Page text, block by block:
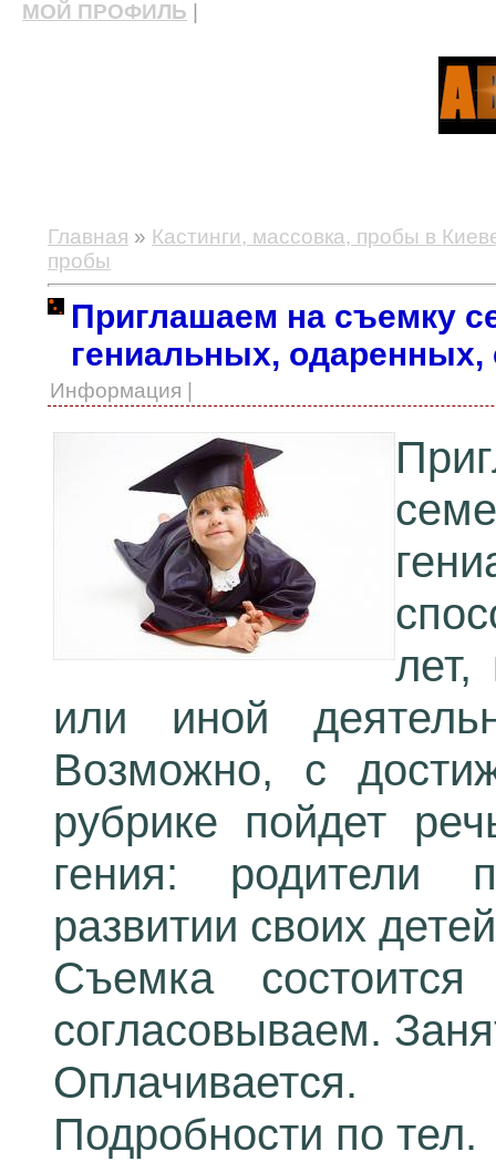
МОЙ ПРОФИЛЬ
Главная » Кастинги, массовка, пробы в
пробы
Приглашаем на съемку
гениальных, одаренных,
Информация |
лет,
или иной
Возможно, с
рубрике пойдет
гения: родители
развитии своих
Съемка
согласовываем.
Оплачивается.
Подробности по тел.